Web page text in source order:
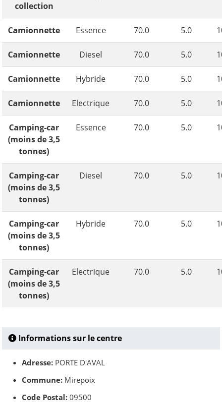
collection
Camionnette Essence 70.0 5.0
Camionnette Diesel 70.0 5.0
Camionnette Hybride 70.0 5.0
Camionnette Electrique 70.0 5.0
Camping-car
(moins de 3,5
tonnes)
Essence 70.0 5.0
Camping-car
(moins de 3,5
tonnes)
Diesel 70.0 5.0
Camping-car
(moins de 3,5
tonnes)
Hybride 70.0 5.0
Camping-car
(moins de 3,5
tonnes)
Electrique 70.0 5.0
Informations sur le centre
Adresse: PORTE D'AVAL
Commune: Mirepoix
Code Postal: 09500